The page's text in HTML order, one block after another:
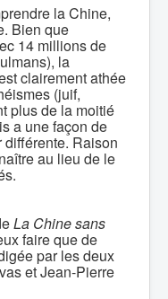
la Chine,
Bien que
14 millions de
la
clairement athée
(juif,
plus de la moitié
a une façon de
différente. Raison
au lieu de le
La Chine sans
faire que de
par les deux
et Jean-Pierre